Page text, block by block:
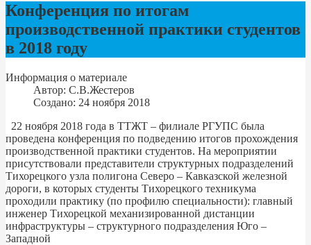
Конференция по итогам
производственной практики студентов
в 2018 году
Информация о материале
Автор: С.В.Жестеров
Создано: 24 ноября 2018
22 ноября 2018 года в ТТЖТ – филиале РГУПС была
проведена конференция по подведению итогов прохождения
производственной практики студентов. На мероприятии
присутствовали представители структурных подразделений
Тихорецкого узла полигона Северо – Кавказской железной
дороги, в которых студенты Тихорецкого техникума
проходили практику (по профилю специальности): главный
инженер Тихорецкой механизированной дистанции
инфраструктуры – структурного подразделения Юго –
Западной